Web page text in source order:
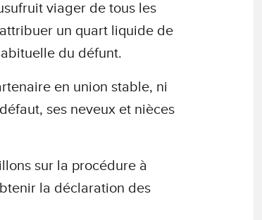
viager de tous les
un quart liquide de
du défunt.
en union stable, ni
ses neveux et nièces
sur la procédure à
la déclaration des